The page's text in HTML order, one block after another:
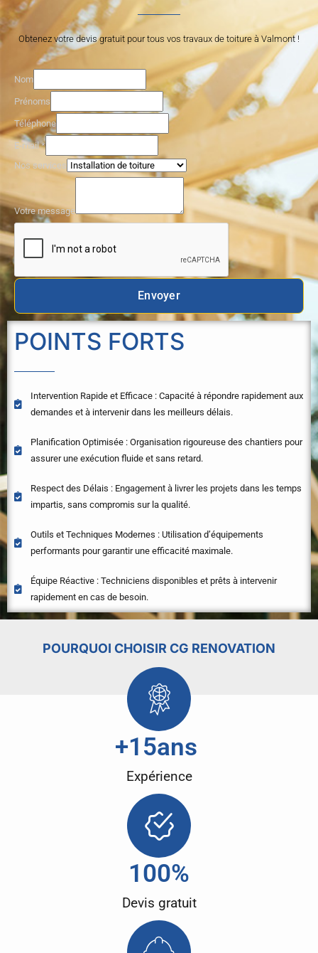
Obtenez votre devis gratuit pour tous vos travaux de toiture à Valmont !
m
s
a
g
r
é
m
Nom
Prénoms
Téléphone
E-mail*
Nos services
Votre message
Envoyer
POINTS FORTS
Intervention Rapide et Efficace : Capacité à répondre rapidement aux
demandes et à intervenir dans les meilleurs délais.
Planification Optimisée : Organisation rigoureuse des chantiers pour
assurer une exécution fluide et sans retard.
Respect des Délais : Engagement à livrer les projets dans les temps
impartis, sans compromis sur la qualité.
Outils et Techniques Modernes : Utilisation d’équipements
performants pour garantir une efficacité maximale.
Équipe Réactive : Techniciens disponibles et prêts à intervenir
rapidement en cas de besoin.
POURQUOI CHOISIR CG RENOVATION
Expérience
+15ans
Devis gratuit
100%